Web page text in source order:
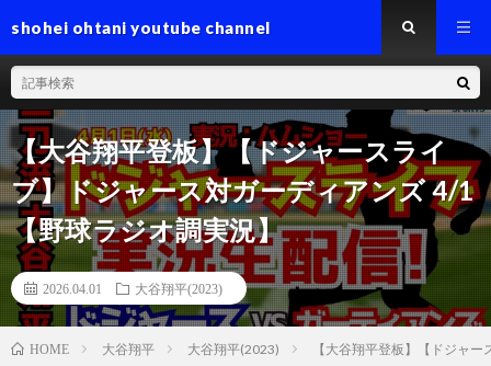
shohei ohtani youtube channel
【大谷翔平登板】【ドジャースライ
ブ】ドジャース対ガーディアンズ 4/1
【野球ラジオ調実況】
2026.04.01 大谷翔平(2023)
HOME 大谷翔平 大谷翔平(2023) 【大谷翔平登板】【ドジャ